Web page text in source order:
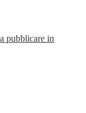
pubblicare in